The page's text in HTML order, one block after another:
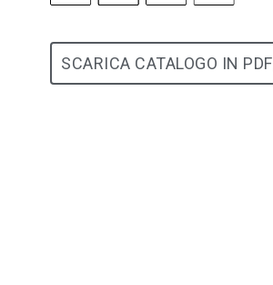
SCARICA CATALOGO IN PDF